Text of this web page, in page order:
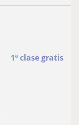
1ª clase gratis